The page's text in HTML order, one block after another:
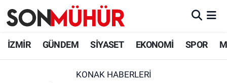
İZMİR GÜNDEM SİYASET EKONOMİ SPOR
KONAK HABERLERI
İzmir Nöbetçi Eczaneler